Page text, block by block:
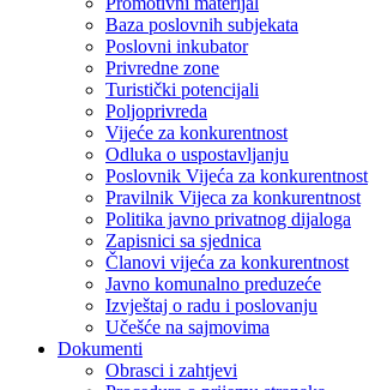
Baza poslovnih subjekata
Poslovni inkubator
Privredne zone
Turistički potencijali
Poljoprivreda
Vijeće za konkurentnost
Odluka o uspostavljanju
Poslovnik Vijeća za konkurentnost
Pravilnik Vijeca za konkurentnost
Politika javno privatnog dijaloga
Zapisnici sa sjednica
Članovi vijeća za konkurentnost
Javno komunalno preduzeće
Izvještaj o radu i poslovanju
Učešće na sajmovima
Dokumenti
Obrasci i zahtjevi